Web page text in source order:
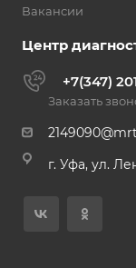
Вакансии
Центр
+7(347)
Заказать
г. Уфа, ул.